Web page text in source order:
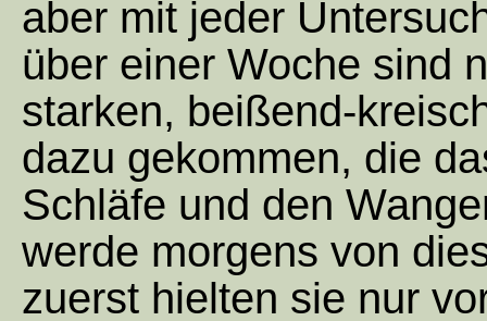
aber mit jeder
über einer Woche sind
starken, beißend-
dazu gekommen, die
Schläfe und den
werde morgens von
zuerst hielten sie nur